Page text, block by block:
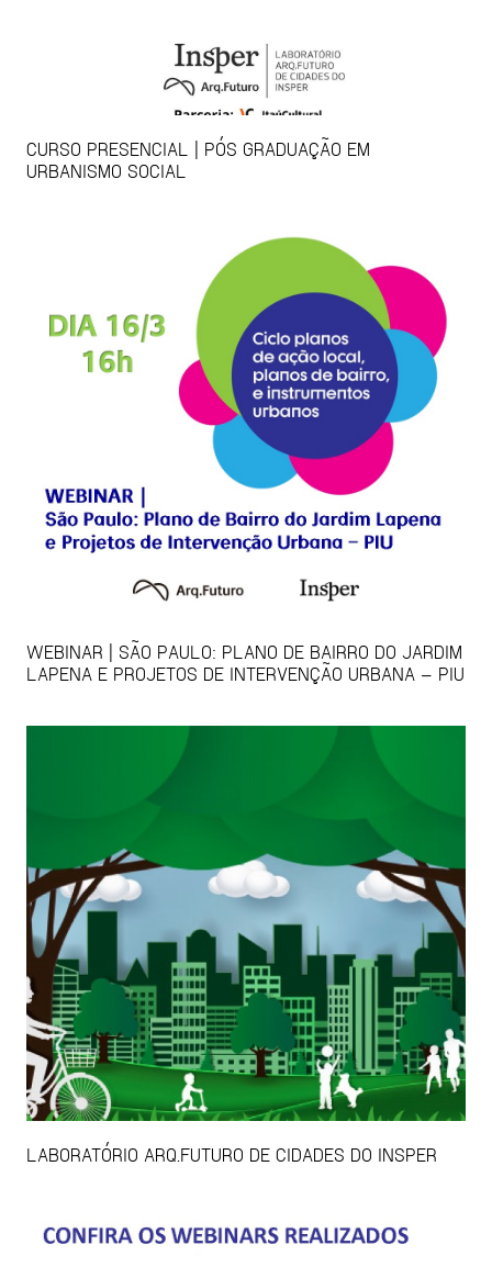
CURSO PRESENCIAL | PÓS GRADUAÇÃO EM
URBANISMO SOCIAL
WEBINAR | SÃO PAULO: PLANO DE BAIRRO DO JARDIM
LAPENA E PROJETOS DE INTERVENÇÃO URBANA – PIU
LABORATÓRIO ARQ.FUTURO DE CIDADES DO INSPER